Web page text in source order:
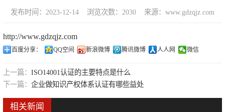
发布时间：2023-12-14 浏览次数：2030 来源：www.gdzqjz.com
http://www.gdzqjz.com
百度分享： QQ空间 新浪微博 腾讯微博 人人网 微信
上一篇： ISO14001认证的主要特点是什么
下一篇： 企业做知识产权体系认证有哪些益处
相关新闻
培训管理体系认证